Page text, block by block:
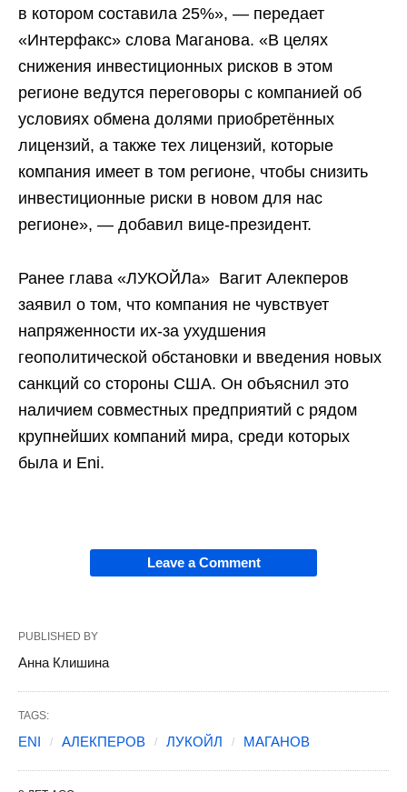
в котором составила 25%», — передает
«Интерфакс» слова Маганова. «В целях
снижения инвестиционных рисков в этом
регионе ведутся переговоры с компанией об
условиях обмена долями приобретённых
лицензий, а также тех лицензий, которые
компания имеет в том регионе, чтобы снизить
инвестиционные риски в новом для нас
регионе», — добавил вице-президент.
Ранее глава «ЛУКОЙЛа» Вагит Алекперов
заявил о том, что компания не чувствует
напряженности их-за ухудшения
геополитической обстановки и введения новых
санкций со стороны США. Он объяснил это
наличием совместных предприятий с рядом
крупнейших компаний мира, среди которых
была и Eni.
Leave a Comment
PUBLISHED BY
Анна Клишина
TAGS:
ENI АЛЕКПЕРОВ ЛУКОЙЛ МАГАНОВ